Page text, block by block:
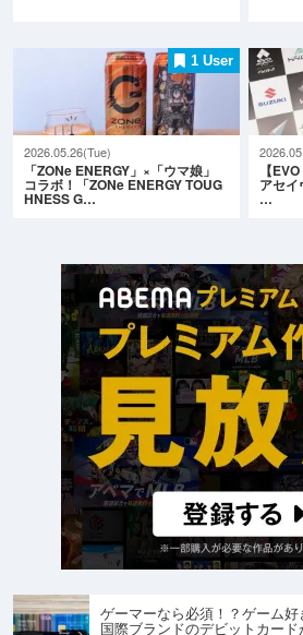
1 User
2026.05.26(Tue)
「ZONe ENERGY」×「ウマ娘」
コラボ！「ZONe ENERGY TOUG
HNESS G…
【
アセ
…
ゲーマーなら必須！？ゲーム
国際ブランドのデビットカー